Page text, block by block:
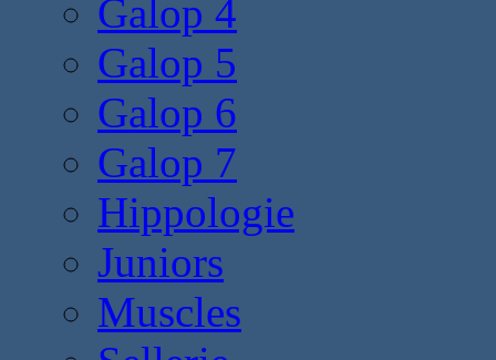
Galop 4
Galop 5
Galop 6
Galop 7
Hippologie
Juniors
Muscles